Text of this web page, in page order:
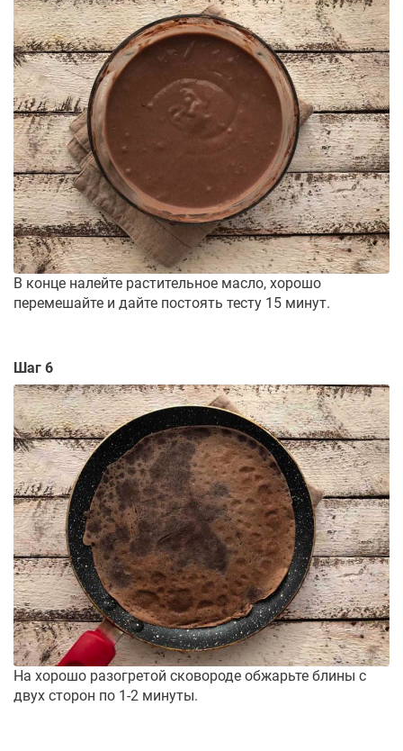
В конце налейте растительное масло, хорошо
перемешайте и дайте постоять тесту 15 минут.
Шаг 6
На хорошо разогретой сковороде обжарьте блины с
двух сторон по 1-2 минуты.